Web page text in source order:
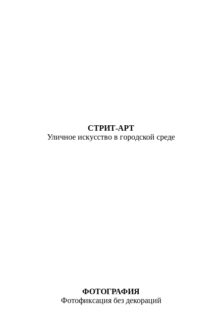
СТРИТ-АРТ
Уличное искусство в городской среде
ФОТОГРАФИЯ
Фотофиксация без декораций